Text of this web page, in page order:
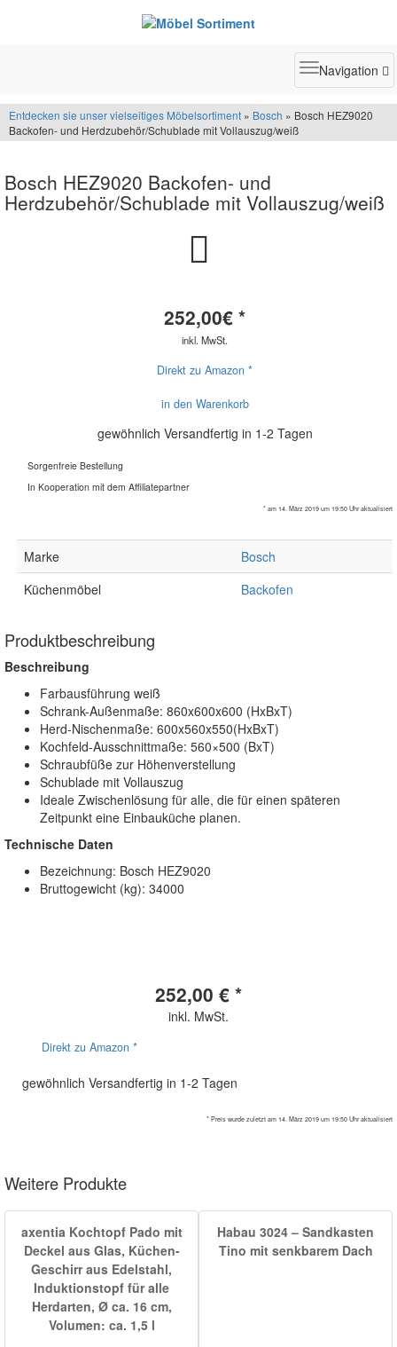
Toggle
Navigation
Entdecken sie unser vielseitiges Möbelsortiment » Bosch » Bosch HEZ9020
Backofen- und Herdzubehör/Schublade mit Vollauszug/weiß
Bosch HEZ9020 Backofen- und
Herdzubehör/Schublade mit Vollauszug/weiß
252,00€ *
inkl. MwSt.
Direkt zu Amazon *
in den Warenkorb
gewöhnlich Versandfertig in 1-2 Tagen
Sorgenfreie Bestellung
In Kooperation mit dem Affiliatepartner
* am 14. März 2019 um 19:50 Uhr aktualisiert
Marke
Bosch
Küchenmöbel
Backofen
Produktbeschreibung
Beschreibung
Farbausführung weiß
Schrank-Außenmaße: 860x600x600 (HxBxT)
Herd-Nischenmaße: 600x560x550(HxBxT)
Kochfeld-Ausschnittmaße: 560×500 (BxT)
Schraubfüße zur Höhenverstellung
Schublade mit Vollauszug
Ideale Zwischenlösung für alle, die für einen späteren
Zeitpunkt eine Einbauküche planen.
Technische Daten
Bezeichnung: Bosch HEZ9020
Bruttogewicht (kg): 34000
252,00 € *
inkl. MwSt.
Direkt zu Amazon *
gewöhnlich Versandfertig in 1-2 Tagen
* Preis wurde zuletzt am 14. März 2019 um 19:50 Uhr aktualisiert
Weitere Produkte
axentia Kochtopf Pado mit
Deckel aus Glas, Küchen-
Geschirr aus Edelstahl,
Induktionstopf für alle
Herdarten, Ø ca. 16 cm,
Volumen: ca. 1,5 l
Habau 3024 – Sandkasten
Tino mit senkbarem Dach